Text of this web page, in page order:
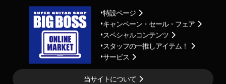
特設ページ
キャンペーン・セール・フェア
スペシャルコンテンツ
スタッフの一推しアイテム！
サービス
当サイトについて